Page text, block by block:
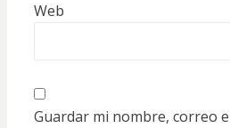
Web
Guardar mi nombre, correo